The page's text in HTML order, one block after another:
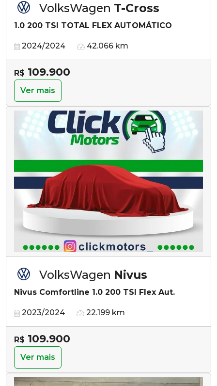
VolksWagen T-Cross
1.0 200 TSI TOTAL FLEX AUTOMÁTICO
2024/2024 42.066 km
R$ 109.900
Ver mais
VolksWagen Nivus
Nivus Comfortline 1.0 200 TSI Flex Aut.
2023/2024 22.199 km
R$ 109.900
Ver mais